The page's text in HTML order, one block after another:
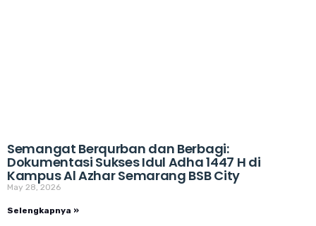
Semangat Berqurban dan Berbagi:
Dokumentasi Sukses Idul Adha 1447 H di
Kampus Al Azhar Semarang BSB City
May 28, 2026
Selengkapnya »